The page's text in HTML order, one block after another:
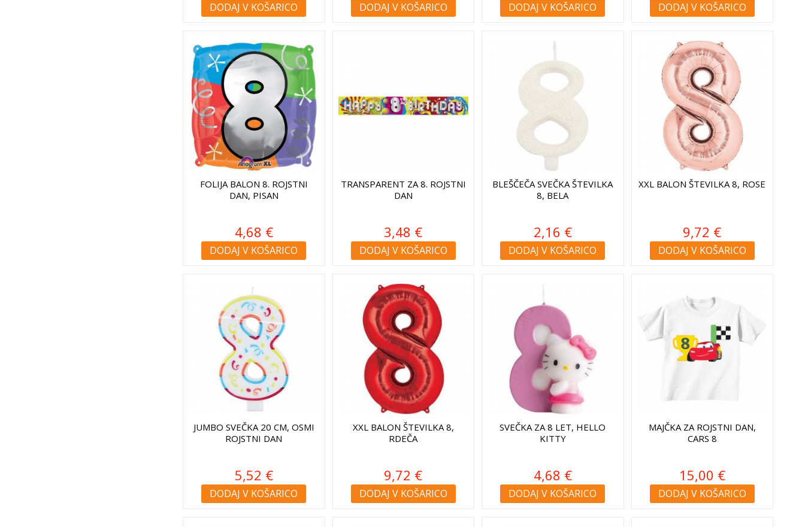
DODAJ V KOŠARICO DODAJ V KOŠARICO DODAJ V KOŠARICO DODAJ V KOŠARICO
FOLIJA BALON 8. ROJSTNI
DAN, PISAN
4,68 €
DODAJ V KOŠARICO
TRANSPARENT ZA 8. ROJSTNI
DAN
3,48 €
DODAJ V KOŠARICO
BLEŠČEČA SVEČKA ŠTEVILKA
8, BELA
2,16 €
DODAJ V KOŠARICO
XXL BALON ŠTEVILKA 8, ROSE
9,72 €
DODAJ V KOŠARICO
JUMBO SVEČKA 20 CM, OSMI
ROJSTNI DAN
5,52 €
DODAJ V KOŠARICO
XXL BALON ŠTEVILKA 8,
RDEČA
9,72 €
DODAJ V KOŠARICO
SVEČKA ZA 8 LET, HELLO
KITTY
4,68 €
DODAJ V KOŠARICO
MAJČKA ZA ROJSTNI DAN,
CARS 8
15,00 €
DODAJ V KOŠARICO